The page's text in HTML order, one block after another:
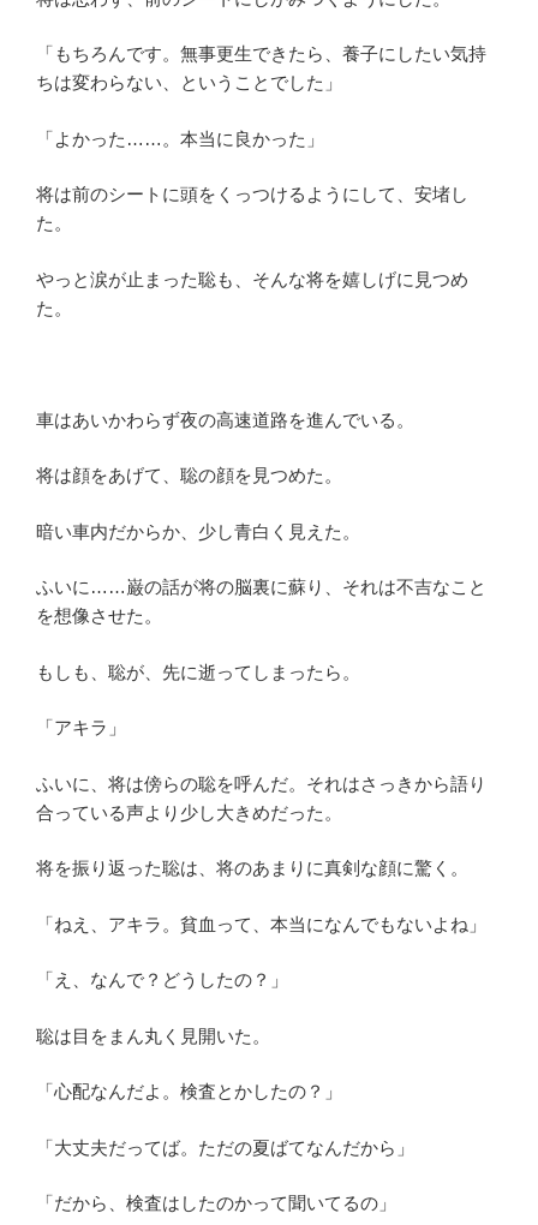
「もちろんです。無事更生できたら、養子にしたい気持
ちは変わらない、ということでした」
「よかった……。本当に良かった」
将は前のシートに頭をくっつけるようにして、安堵し
た。
やっと涙が止まった聡も、そんな将を嬉しげに見つめ
た。
車はあいかわらず夜の高速道路を進んでいる。
将は顔をあげて、聡の顔を見つめた。
暗い車内だからか、少し青白く見えた。
ふいに……巌の話が将の脳裏に蘇り、それは不吉なこと
を想像させた。
もしも、聡が、先に逝ってしまったら。
「アキラ」
ふいに、将は傍らの聡を呼んだ。それはさっきから語り
合っている声より少し大きめだった。
将を振り返った聡は、将のあまりに真剣な顔に驚く。
「ねえ、アキラ。貧血って、本当になんでもないよね」
「え、なんで？どうしたの？」
聡は目をまん丸く見開いた。
「心配なんだよ。検査とかしたの？」
「大丈夫だってば。ただの夏ばてなんだから」
「だから、検査はしたのかって聞いてるの」